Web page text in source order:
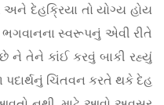
દેહક્રિયા તો યોગ્ય હોય
સ્વરૂપનું એવી રીતે
ને તેને કાંઈ કરવું બાકી રહ્યું
ચિંતવન કરતે થકે દેહ